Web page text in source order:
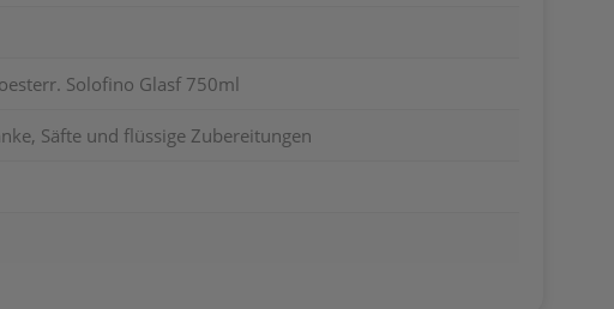
Solofino Glasf 750ml
Säfte und flüssige Zubereitungen